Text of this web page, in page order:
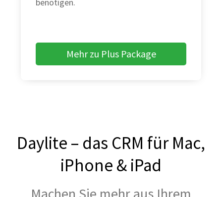
Mehr zu Plus Package
Daylite – das CRM für Mac,
iPhone & iPad
Machen Sie mehr aus Ihrem